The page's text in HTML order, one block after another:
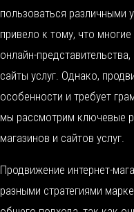
пользоваться различными
привело к тому, что
онлайн-
сайты услуг. Однако,
особенности и требует
мы рассмотрим ключевые
магазинов и сайтов услуг.
Продвижение интернет-
разными стратегиями